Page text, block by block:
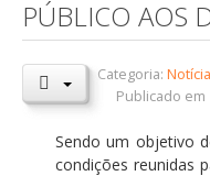
Orçamentos / PPI /
Prestação de Contas
DESTAQUES
Eventos
PÚBLICO AOS
Categoria:
Publicado
Sendo um objetivo
condições reunidas